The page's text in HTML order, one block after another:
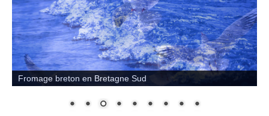
Fromage breton en Bretagne Sud